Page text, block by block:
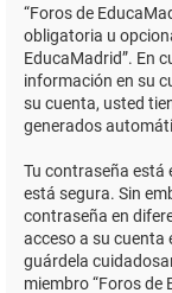
“Foros de
obligatoria u
EducaMadrid”. En
información en su
su cuenta, usted
generados
Tu contraseña
está segura. Sin
contraseña en
acceso a su cuenta
guárdela
miembro “Foros de